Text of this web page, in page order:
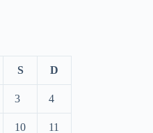
S D
3 4
10 11